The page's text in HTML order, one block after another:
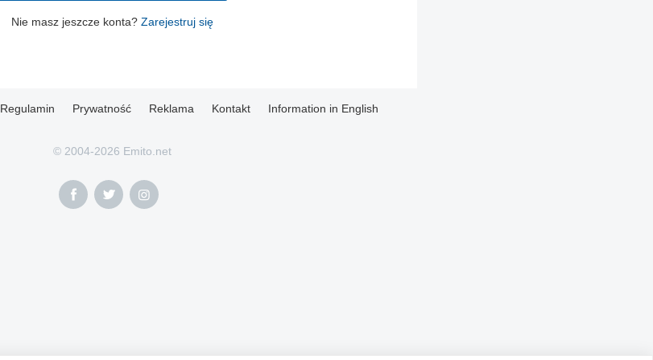
Nie masz jeszcze konta? Zarejestruj się
Regulamin Prywatność Reklama Kontakt Information in English
© 2004-2026 Emito.net